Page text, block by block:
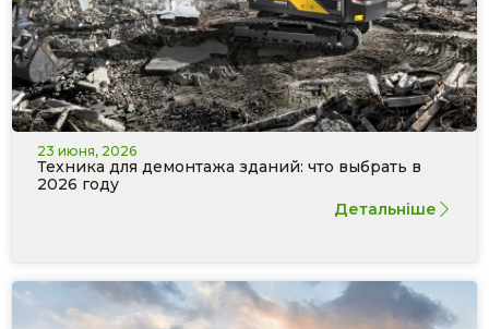
23 июня, 2026
Техника для демонтажа зданий: что выбрать в
2026 году
Детальніше